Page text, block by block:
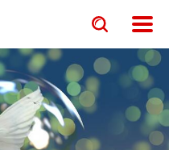
Toggle
search
input
form
Toggle
search
input